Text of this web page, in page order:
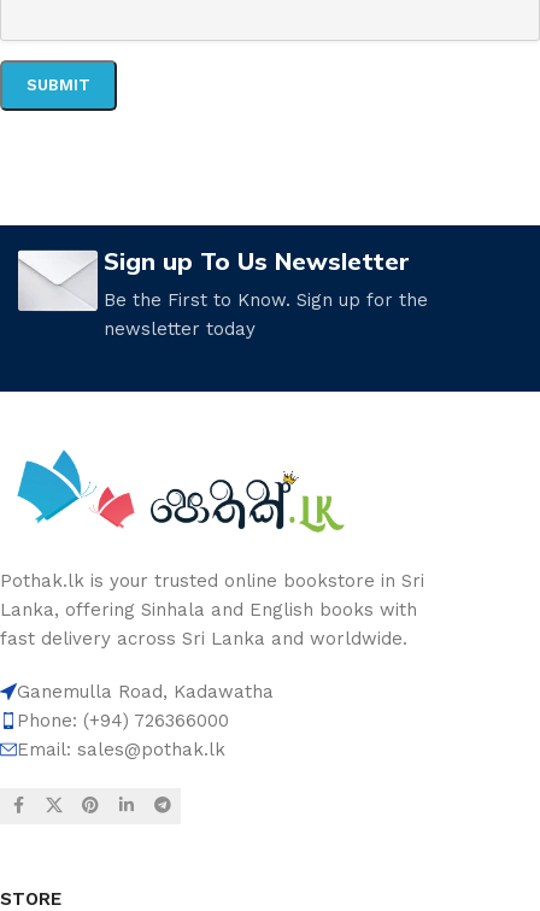
Sign up To Us Newsletter
Be the First to Know. Sign up for the
newsletter today
Pothak.lk is your trusted online bookstore in Sri
Lanka, offering Sinhala and English books with
fast delivery across Sri Lanka and worldwide.
Ganemulla Road, Kadawatha
Phone: (+94) 726366000
Email: sales@pothak.lk
STORE